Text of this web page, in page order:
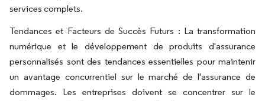
services complets.
Tendances et Facteurs de Succès Futurs : La transformation
numérique et le développement de produits d'assurance
personnalisés sont des tendances essentielles pour maintenir
un avantage concurrentiel sur le marché de l'assurance de
dommages. Les entreprises doivent se concentrer sur le